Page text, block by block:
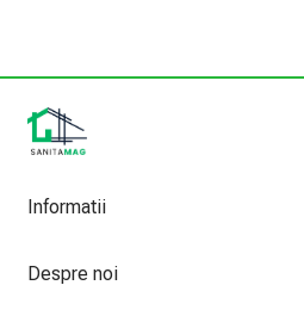
Informatii
Despre noi